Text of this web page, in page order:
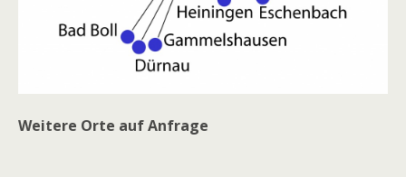
Weitere Orte auf Anfrage